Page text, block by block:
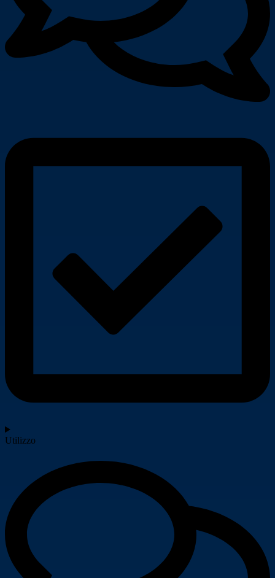
Utilizzo